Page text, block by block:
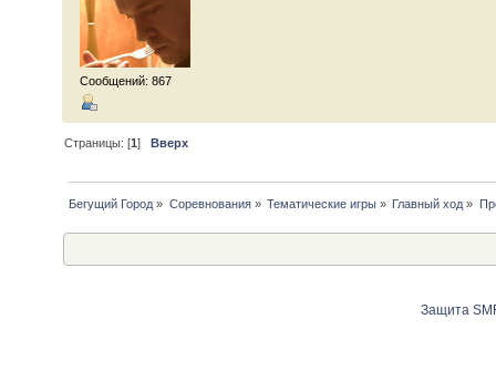
Сообщений: 867
Страницы: [1]Вверх
Бегущий Город » Соревнования» Тематические игры » Главный ход »
Защита